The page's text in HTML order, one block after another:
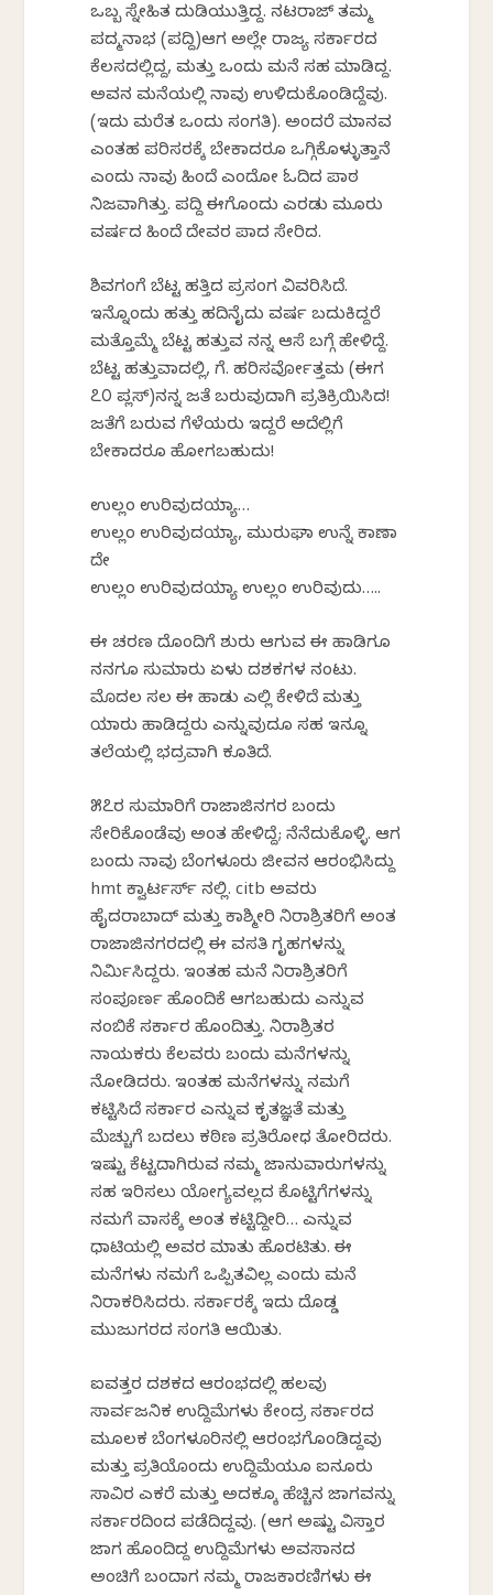
ಒಬ್ಬ ಸ್ನೇಹಿತ ದುಡಿಯುತ್ತಿದ್ದ. ನಟರಾಜ್ ತಮ್ಮ
ಪದ್ಮನಾಭ (ಪದ್ದಿ)ಆಗ ಅಲ್ಲೇ ರಾಜ್ಯ ಸರ್ಕಾರದ
ಕೆಲಸದಲ್ಲಿದ್ದ, ಮತ್ತು ಒಂದು ಮನೆ ಸಹ ಮಾಡಿದ್ದ.
ಅವನ ಮನೆಯಲ್ಲಿ ನಾವು ಉಳಿದುಕೊಂಡಿದ್ದೆವು.
(ಇದು ಮರೆತ ಒಂದು ಸಂಗತಿ). ಅಂದರೆ ಮಾನವ
ಎಂತಹ ಪರಿಸರಕ್ಕೆ ಬೇಕಾದರೂ ಒಗ್ಗಿಕೊಳ್ಳುತ್ತಾನೆ
ಎಂದು ನಾವು ಹಿಂದೆ ಎಂದೋ ಓದಿದ ಪಾಠ
ನಿಜವಾಗಿತ್ತು. ಪದ್ದಿ ಈಗೊಂದು ಎರಡು ಮೂರು
ವರ್ಷದ ಹಿಂದೆ ದೇವರ ಪಾದ ಸೇರಿದ.
ಶಿವಗಂಗೆ ಬೆಟ್ಟ ಹತ್ತಿದ ಪ್ರಸಂಗ ವಿವರಿಸಿದೆ.
ಇನ್ನೊಂದು ಹತ್ತು ಹದಿನೈದು ವರ್ಷ ಬದುಕಿದ್ದರೆ
ಮತ್ತೊಮ್ಮೆ ಬೆಟ್ಟ ಹತ್ತುವ ನನ್ನ ಆಸೆ ಬಗ್ಗೆ ಹೇಳಿದ್ದೆ.
ಬೆಟ್ಟ ಹತ್ತುವಾದಲ್ಲಿ, ಗೆ. ಹರಿಸರ್ವೋತ್ತಮ (ಈಗ
೭೦ ಪ್ಲಸ್)ನನ್ನ ಜತೆ ಬರುವುದಾಗಿ ಪ್ರತಿಕ್ರಿಯಿಸಿದ!
ಜತೆಗೆ ಬರುವ ಗೆಳೆಯರು ಇದ್ದರೆ ಅದೆಲ್ಲಿಗೆ
ಬೇಕಾದರೂ ಹೋಗಬಹುದು!
ಉಲ್ಲಂ ಉರಿವುದಯ್ಯಾ…
ಉಲ್ಲಂ ಉರಿವುದಯ್ಯಾ, ಮುರುಘಾ ಉನ್ನೆ ಕಾಣಾ
ದೇ
ಉಲ್ಲಂ ಉರಿವುದಯ್ಯಾ ಉಲ್ಲಂ ಉರಿವುದು…..
ಈ ಚರಣ ದೊಂದಿಗೆ ಶುರು ಆಗುವ ಈ ಹಾಡಿಗೂ
ನನಗೂ ಸುಮಾರು ಏಳು ದಶಕಗಳ ನಂಟು.
ಮೊದಲ ಸಲ ಈ ಹಾಡು ಎಲ್ಲಿ ಕೇಳಿದೆ ಮತ್ತು
ಯಾರು ಹಾಡಿದ್ದರು ಎನ್ನುವುದೂ ಸಹ ಇನ್ನೂ
ತಲೆಯಲ್ಲಿ ಭದ್ರವಾಗಿ ಕೂತಿದೆ.
೫೭ರ ಸುಮಾರಿಗೆ ರಾಜಾಜಿನಗರ ಬಂದು
ಸೇರಿಕೊಂಡೆವು ಅಂತ ಹೇಳಿದ್ದೆ; ನೆನೆದುಕೊಳ್ಳಿ. ಆಗ
ಬಂದು ನಾವು ಬೆಂಗಳೂರು ಜೀವನ ಆರಂಭಿಸಿದ್ದು
hmt ಕ್ವಾರ್ಟರ್ಸ್ ನಲ್ಲಿ. citb ಅವರು
ಹೈದರಾಬಾದ್ ಮತ್ತು ಕಾಶ್ಮೀರಿ ನಿರಾಶ್ರಿತರಿಗೆ ಅಂತ
ರಾಜಾಜಿನಗರದಲ್ಲಿ ಈ ವಸತಿ ಗೃಹಗಳನ್ನು
ನಿರ್ಮಿಸಿದ್ದರು. ಇಂತಹ ಮನೆ ನಿರಾಶ್ರಿತರಿಗೆ
ಸಂಪೂರ್ಣ ಹೊಂದಿಕೆ ಆಗಬಹುದು ಎನ್ನುವ
ನಂಬಿಕೆ ಸರ್ಕಾರ ಹೊಂದಿತ್ತು. ನಿರಾಶ್ರಿತರ
ನಾಯಕರು ಕೆಲವರು ಬಂದು ಮನೆಗಳನ್ನು
ನೋಡಿದರು. ಇಂತಹ ಮನೆಗಳನ್ನು ನಮಗೆ
ಕಟ್ಟಿಸಿದೆ ಸರ್ಕಾರ ಎನ್ನುವ ಕೃತಜ್ಞತೆ ಮತ್ತು
ಮೆಚ್ಚುಗೆ ಬದಲು ಕಠಿಣ ಪ್ರತಿರೋಧ ತೋರಿದರು.
ಇಷ್ಟು ಕೆಟ್ಟದಾಗಿರುವ ನಮ್ಮ ಜಾನುವಾರುಗಳನ್ನು
ಸಹ ಇರಿಸಲು ಯೋಗ್ಯವಲ್ಲದ ಕೊಟ್ಟಿಗೆಗಳನ್ನು
ನಮಗೆ ವಾಸಕ್ಕೆ ಅಂತ ಕಟ್ಟಿದ್ದೀರಿ… ಎನ್ನುವ
ಧಾಟಿಯಲ್ಲಿ ಅವರ ಮಾತು ಹೊರಟಿತು. ಈ
ಮನೆಗಳು ನಮಗೆ ಒಪ್ಪಿತವಿಲ್ಲ ಎಂದು ಮನೆ
ನಿರಾಕರಿಸಿದರು. ಸರ್ಕಾರಕ್ಕೆ ಇದು ದೊಡ್ಡ
ಮುಜುಗರದ ಸಂಗತಿ ಆಯಿತು.
ಐವತ್ತರ ದಶಕದ ಆರಂಭದಲ್ಲಿ ಹಲವು
ಸಾರ್ವಜನಿಕ ಉದ್ದಿಮೆಗಳು ಕೇಂದ್ರ ಸರ್ಕಾರದ
ಮೂಲಕ ಬೆಂಗಳೂರಿನಲ್ಲಿ ಆರಂಭಗೊಂಡಿದ್ದವು
ಮತ್ತು ಪ್ರತಿಯೊಂದು ಉದ್ದಿಮೆಯೂ ಐನೂರು
ಸಾವಿರ ಎಕರೆ ಮತ್ತು ಅದಕ್ಕೂ ಹೆಚ್ಚಿನ ಜಾಗವನ್ನು
ಸರ್ಕಾರದಿಂದ ಪಡೆದಿದ್ದವು. (ಆಗ ಅಷ್ಟು ವಿಸ್ತಾರ
ಜಾಗ ಹೊಂದಿದ್ದ ಉದ್ದಿಮೆಗಳು ಅವಸಾನದ
ಅಂಚಿಗೆ ಬಂದಾಗ ನಮ್ಮ ರಾಜಕಾರಣಿಗಳು ಈ